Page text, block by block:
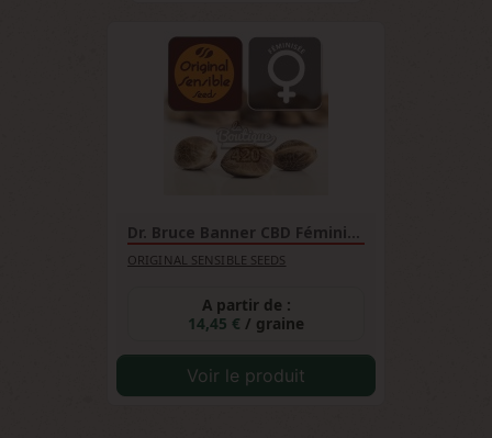
Dr. Bruce Banner CBD Féminisée
ORIGINAL SENSIBLE SEEDS
A partir de :
14,45 € / graine
Voir le produit